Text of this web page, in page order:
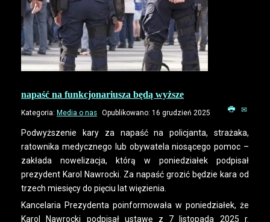
napaść na funkcjonariusza będą wyższe
Kategoria: Media o nas Opublikowano: 16 grudzień 2025
Podwyższenie kary za napaść na policjanta, strażaka,
ratownika medycznego lub obywatela niosącego pomoc –
zakłada nowelizacja, którą w poniedziałek podpisał
prezydent Karol Nawrocki. Za napaść grozić będzie kara od
trzech miesięcy do pięciu lat więzienia.
Kancelaria Prezydenta poinformowała w poniedziałek, że
Karol Nawrocki podpisał ustawę z 7 listopada 2025 r.